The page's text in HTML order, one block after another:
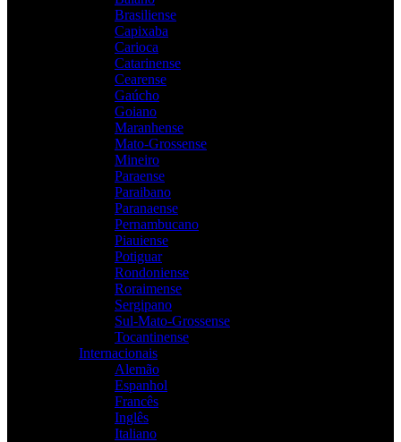
Brasiliense
Capixaba
Carioca
Catarinense
Cearense
Gaúcho
Goiano
Maranhense
Mato-Grossense
Mineiro
Paraense
Paraibano
Paranaense
Pernambucano
Piauiense
Potiguar
Rondoniense
Roraimense
Sergipano
Sul-Mato-Grossense
Tocantinense
Internacionais
Alemão
Espanhol
Francês
Inglês
Italiano